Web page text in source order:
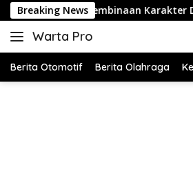
Langsung
ke
konten
Breaking News
Karakter Disiplin Oleh Babinsa
Warta Pro
Akurat
Terpercaya
Berita Otomotif Berita Olahraga